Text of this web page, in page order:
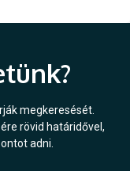
megkeresését.
rövid határidővel,
adni.